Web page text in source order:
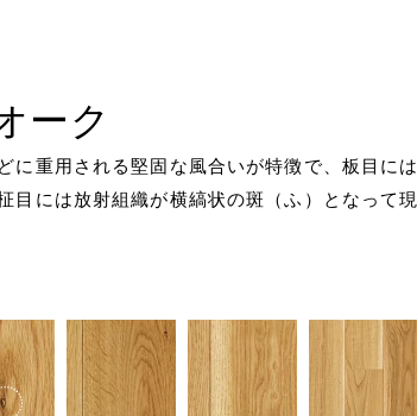
ーク
に重用される堅固な風合いが特徴で、板目には
目には放射組織が横縞状の斑（ふ）となって現